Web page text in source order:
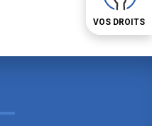
VOS DROITS